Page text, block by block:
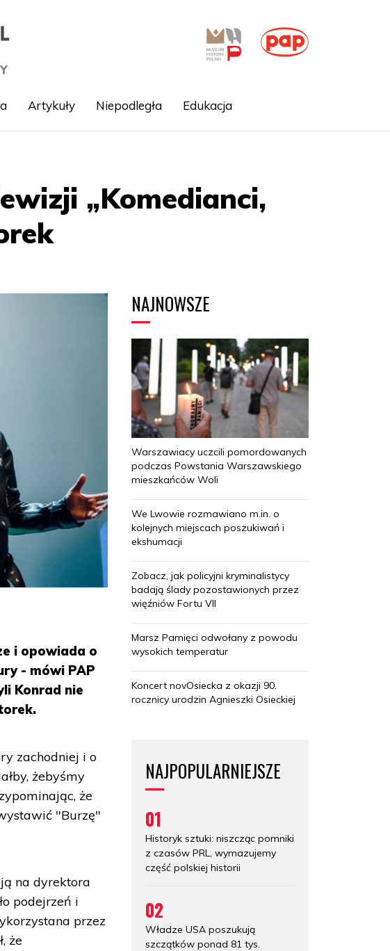
Artykuły Niepodległa Edukacja
„Komedianci,
i opowiada o
- mówi PAP
Konrad nie
zachodniej i o
żebyśmy
że
"Burzę"
na dyrektora
podejrzeń i
przez
że
NAJNOWSZE
Warszawiacy uczcili pomordowanych
podczas Powstania Warszawskiego
mieszkańców Woli
We Lwowie rozmawiano m.in. o
kolejnych miejscach poszukiwań i
ekshumacji
Zobacz, jak policyjni kryminalistycy
badają ślady pozostawionych przez
więźniów Fortu VII
Marsz Pamięci odwołany z powodu
wysokich temperatur
Koncert novOsiecka z okazji 90.
rocznicy urodzin Agnieszki Osieckiej
NAJPOPULARNIEJSZE
01
Historyk sztuki: niszcząc pomniki
z czasów PRL, wymazujemy
część polskiej historii
02
Władze USA poszukują
szczątków ponad 81 tys.